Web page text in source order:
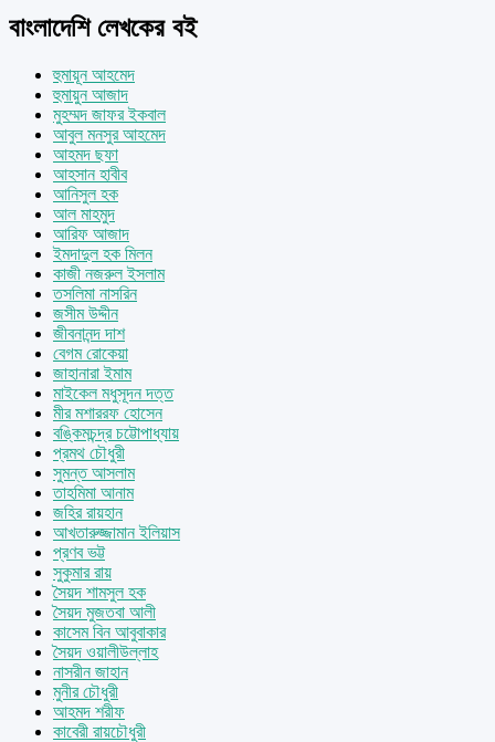
বাংলাদেশি লেখকের বই
হুমায়ূন আহমেদ
হুমায়ুন আজাদ
মুহম্মদ জাফর ইকবাল
আবুল মনসুর আহমেদ
আহমদ ছফা
আহসান হাবীব
আনিসুল হক
আল মাহমুদ
আরিফ আজাদ
ইমদাদুল হক মিলন
কাজী নজরুল ইসলাম
তসলিমা নাসরিন
জসীম উদ্দীন
জীবনানন্দ দাশ
বেগম রোকেয়া
জাহানারা ইমাম
মাইকেল মধুসূদন দত্ত
মীর মশাররফ হোসেন
বঙ্কিমচন্দ্র চট্টোপাধ্যায়
প্রমথ চৌধুরী
সুমন্ত আসলাম
তাহমিমা আনাম
জহির রায়হান
আখতারুজ্জামান ইলিয়াস
প্রণব ভট্ট
সুকুমার রায়
সৈয়দ শামসুল হক
সৈয়দ মুজতবা আলী
কাসেম বিন আবুবাকার
সৈয়দ ওয়ালীউল্লাহ
নাসরীন জাহান
মুনীর চৌধুরী
আহমদ শরীফ
কাবেরী রায়চৌধুরী